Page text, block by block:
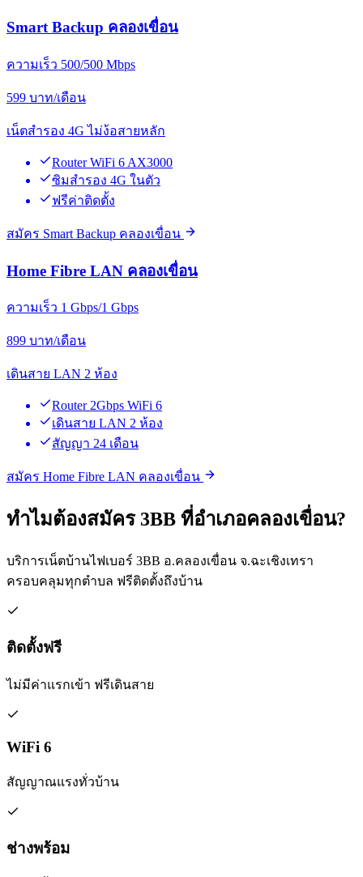
Smart Backup คลองเขื่อน
ความเร็ว 500/500 Mbps
599 บาท/เดือน
เน็ตสำรอง 4G ไม่ง้อสายหลัก
Router WiFi 6 AX3000
ซิมสำรอง 4G ในตัว
ฟรีค่าติดตั้ง
สมัคร Smart Backup คลองเขื่อน
Home Fibre LAN คลองเขื่อน
ความเร็ว 1 Gbps/1 Gbps
899 บาท/เดือน
เดินสาย LAN 2 ห้อง
Router 2Gbps WiFi 6
เดินสาย LAN 2 ห้อง
สัญญา 24 เดือน
สมัคร Home Fibre LAN คลองเขื่อน
ทำไมต้องสมัคร 3BB ที่อำเภอคลองเขื่อน?
บริการเน็ตบ้านไฟเบอร์ 3BB อ.คลองเขื่อน จ.ฉะเชิงเทรา
ครอบคลุมทุกตำบล ฟรีติดตั้งถึงบ้าน
ติดตั้งฟรี
ไม่มีค่าแรกเข้า ฟรีเดินสาย
WiFi 6
สัญญาณแรงทั่วบ้าน
ช่างพร้อม